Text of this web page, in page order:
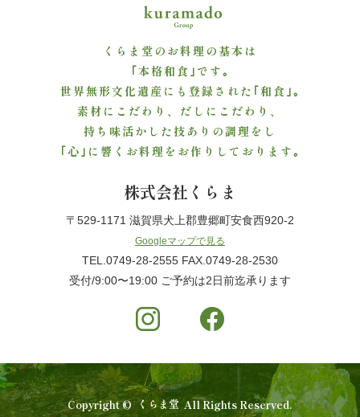
ュ
ー
くらま堂のお料理の基本は
｢本格和食｣です｡
世界無形文化遺産にも登録された｢和食｣｡
素材にこだわり、だしにこだわり、
持ち味活かした技ありの調理をし
｢心｣に響くお料理をお作りしております｡
株式会社くらま
〒529-1171 滋賀県犬上郡豊郷町安食西920-2
Googleマップで見る
TEL.0749-28-2555 FAX.0749-28-2530
受付/9:00〜19:00 ご予約は2日前迄承ります
Copyright © くらま堂 All Rights Reserved.